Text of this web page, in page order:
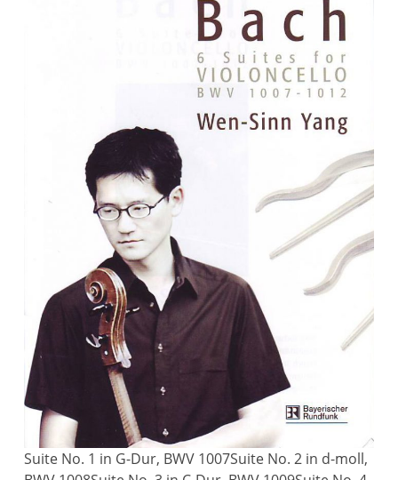
Suite No. 1 in G-Dur, BWV 1007Suite No. 2 in d-moll,